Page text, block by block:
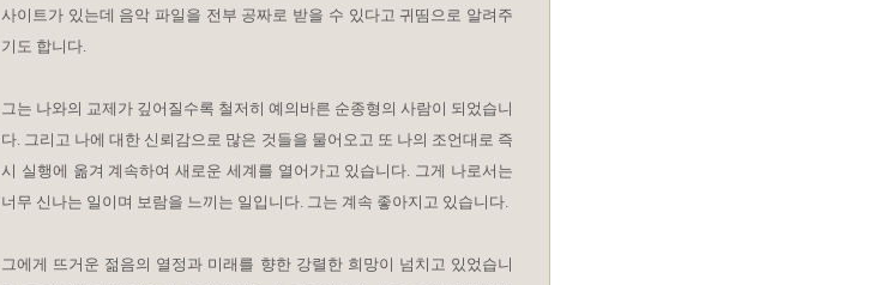
사이트가 있는데 음악 파일을 전부 공짜로 받을 수 있다고 귀띰으로 알려주
기도 합니다.
그는 나와의 교제가 깊어질수록 철저히 예의바른 순종형의 사람이 되었습니
다. 그리고 나에 대한 신뢰감으로 많은 것들을 물어오고 또 나의 조언대로 즉
시 실행에 옮겨 계속하여 새로운 세계를 열어가고 있습니다. 그게 나로서는
너무 신나는 일이며 보람을 느끼는 일입니다. 그는 계속 좋아지고 있습니다.
그에게 뜨거운 젊음의 열정과 미래를 향한 강렬한 희망이 넘치고 있었습니